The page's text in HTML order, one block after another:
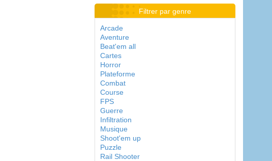
Filtrer par genre
Arcade
Aventure
Beat'em all
Cartes
Horror
Plateforme
Combat
Course
FPS
Guerre
Infiltration
Musique
Shoot'em up
Puzzle
Rail Shooter